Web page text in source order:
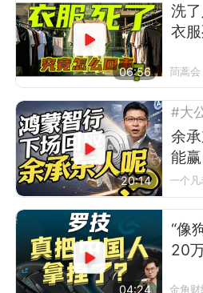
06:56
洗
衣
茼蒿会
20:14
#大
余
能
让？
一个
04:24
“像
20
金角财